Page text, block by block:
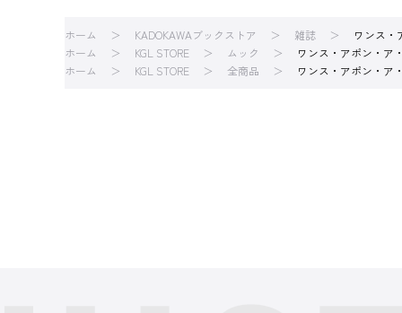
ホーム KADOKAWAブックストア 雑誌
ワンス
ホーム
KGL STORE ムック
ワンス・アポン・
ホーム
KGL STORE 全商品 ワンス・アポン・